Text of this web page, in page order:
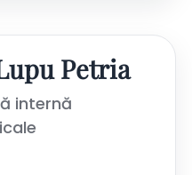
Petria
internă